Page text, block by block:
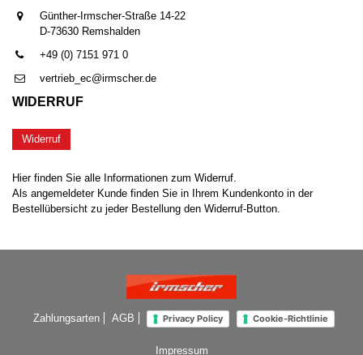
Günther-Irmscher-Straße 14-22
D-73630 Remshalden
+49 (0) 7151 971 0
vertrieb_ec@irmscher.de
WIDERRUF
Widerruf
Hier finden Sie alle Informationen zum Widerruf.
Als angemeldeter Kunde finden Sie in Ihrem Kundenkonto in der
Bestellübersicht zu jeder Bestellung den Widerruf-Button.
Zahlungsarten AGB Privacy Policy Cookie-Richtlinie
Impressum